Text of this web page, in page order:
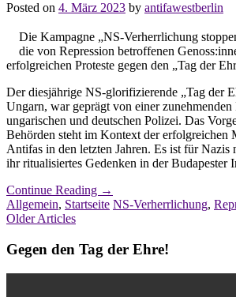
Posted on 4. März 2023 by antifawestberlin
Die Kampagne „NS-Verherrlichung
die von Repression betroffenen
erfolgreichen Proteste gegen den „Tag der
Der diesjährige NS-glorifizierende „Tag der
Ungarn, war geprägt von einer zunehmenden
ungarischen und deutschen Polizei. Das
Behörden steht im Kontext der erfolgreichen
Antifas in den letzten Jahren. Es ist für Nazis
ihr ritualisiertes Gedenken in der Budapester
Continue Reading →
Allgemein, Startseite NS-Verherrlichung,
Post
Older Articles
Gegen den Tag der Ehre!